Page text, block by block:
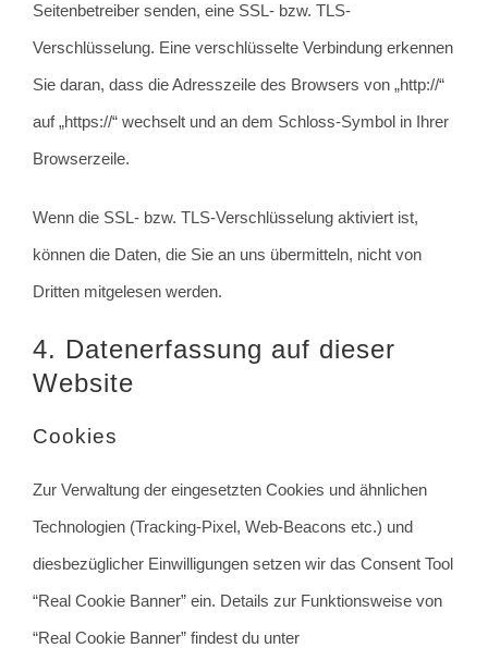
Seitenbetreiber senden, eine SSL- bzw. TLS-
Verschlüsselung. Eine verschlüsselte Verbindung erkennen
Sie daran, dass die Adresszeile des Browsers von „http://“
auf „https://“ wechselt und an dem Schloss-Symbol in Ihrer
Browserzeile.
Wenn die SSL- bzw. TLS-Verschlüsselung aktiviert ist,
können die Daten, die Sie an uns übermitteln, nicht von
Dritten mitgelesen werden.
4. Datenerfassung auf dieser
Website
Cookies
Zur Verwaltung der eingesetzten Cookies und ähnlichen
Technologien (Tracking-Pixel, Web-Beacons etc.) und
diesbezüglicher Einwilligungen setzen wir das Consent Tool
“Real Cookie Banner” ein. Details zur Funktionsweise von
“Real Cookie Banner” findest du unter